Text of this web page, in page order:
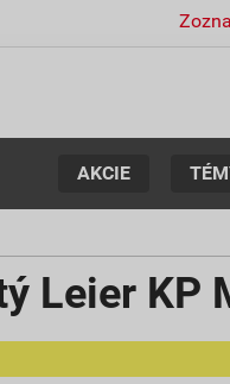
AKCIE
Leier KP